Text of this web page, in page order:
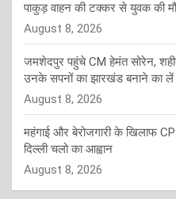
पाकुड़ वाहन की टक्कर से युवक की
August 8, 2026
जमशेदपुर पहुंचे CM हेमंत सोरेन, शहीद
उनके सपनों का झारखंड बनाने का
August 8, 2026
महंगाई और बेरोजगारी के खिलाफ
दिल्ली चलो का आह्वान
August 8, 2026